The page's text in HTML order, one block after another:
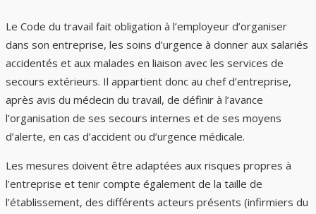
Le Code du travail fait obligation à l’employeur d’organiser
dans son entreprise, les soins d’urgence à donner aux salariés
accidentés et aux malades en liaison avec les services de
secours extérieurs. Il appartient donc au chef d’entreprise,
après avis du médecin du travail, de définir à l’avance
l’organisation de ses secours internes et de ses moyens
d’alerte, en cas d’accident ou d’urgence médicale.
Les mesures doivent être adaptées aux risques propres à
l’entreprise et tenir compte également de la taille de
l’établissement, des différents acteurs présents (infirmiers du